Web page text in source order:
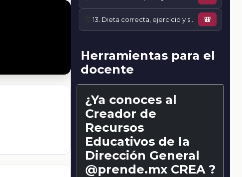
📚 🎒
Herramientas para el
docente
¿Ya conoces al
Creador de
Recursos
Educativos de la
Dirección General
@prende.mx CREA ?